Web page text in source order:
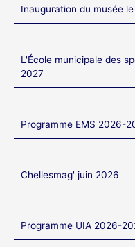
Inauguration du musée
L'École municipale des
2027
Programme EMS 2026-
Chellesmag' juin 2026
Programme UIA 2026-